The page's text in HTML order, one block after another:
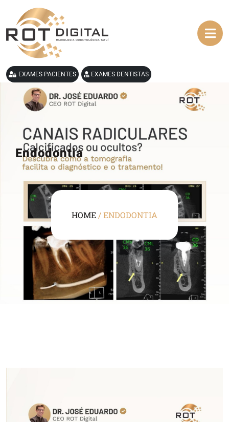
EXAMES PACIENTES EXAMES DENTISTAS
Endodontia
HOME /ENDODONTIA